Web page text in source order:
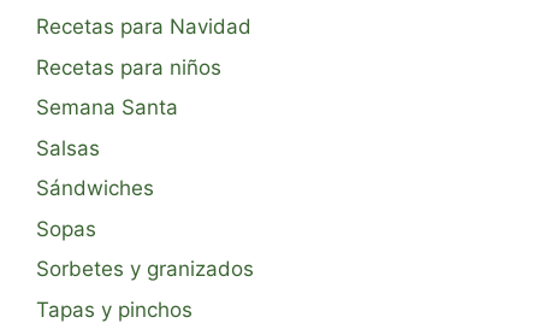
Recetas para Navidad
Recetas para niños
Semana Santa
Salsas
Sándwiches
Sopas
Sorbetes y granizados
Tapas y pinchos